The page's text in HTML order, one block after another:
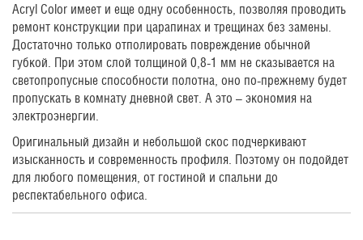
Acryl Color имеет и еще одну особенность, позволяя проводить
ремонт конструкции при царапинах и трещинах без замены.
Достаточно только отполировать повреждение обычной
губкой. При этом слой толщиной 0,8-1 мм не сказывается на
светопропусные способности полотна, оно по-прежнему будет
пропускать в комнату дневной свет. А это – экономия на
электроэнергии.
Оригинальный дизайн и небольшой скос подчеркивают
изысканность и современность профиля. Поэтому он подойдет
для любого помещения, от гостиной и спальни до
респектабельного офиса.